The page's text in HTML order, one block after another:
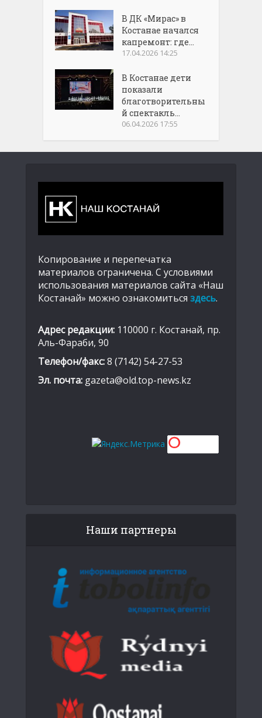
В ДК «Мирас» в
Костанае начался
капремонт: где...
17.04.2026 14:25
В Костанае дети
показали
благотворительны
й спектакль...
06.04.2026 17:55
Копирование и перепечатка
материалов ограничена. С условиями
использования материалов сайта «Наш
Костанай» можно ознакомиться здесь.
Адрес редакции: 110000 г. Костанай, пр.
Аль-Фараби, 90
Телефон/факс:8 (7142) 54-27-53
Эл. почта: gazeta@old.top-news.kz
Наши партнеры